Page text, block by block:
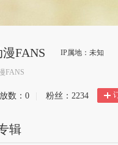
FANS IP属地：未知
FANS
数： 0 粉丝： 2234
辑